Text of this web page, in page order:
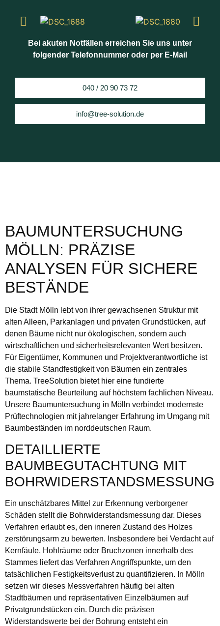
Bei akuten Notfällen erreichen Sie uns unter
folgender Telefonnummer oder per E-Mail
040 / 20 90 73 72
info@tree-solution.de
BAUMUNTERSUCHUNG
MÖLLN: PRÄZISE
ANALYSEN FÜR SICHERE
BESTÄNDE
Die Stadt Mölln lebt von ihrer gewachsenen Struktur mit
alten Alleen, Parkanlagen und privaten Grundstücken, auf
denen Bäume nicht nur ökologischen, sondern auch
wirtschaftlichen und sicherheitsrelevanten Wert besitzen.
Für Eigentümer, Kommunen und Projektverantwortliche ist
die stabile Standfestigkeit von Bäumen ein zentrales
Thema. TreeSolution bietet hier eine fundierte
baumstatische Beurteilung auf höchstem fachlichen Niveau.
Unsere Baumuntersuchung in Mölln verbindet modernste
Prüftechnologien mit jahrelanger Erfahrung im Umgang mit
Baumbeständen im norddeutschen Raum.
DETAILLIERTE
BAUMBEGUTACHTUNG MIT
BOHRWIDERSTANDSMESSUNG
Ein unschätzbares Mittel zur Erkennung verborgener
Schäden stellt die Bohrwiderstandsmessung dar. Dieses
Verfahren erlaubt es, den inneren Zustand des Holzes
zerstörungsarm zu bewerten. Insbesondere bei Verdacht auf
Kernfäule, Hohlräume oder Bruchzonen innerhalb des
Stammes liefert das Verfahren Angriffspunkte, um den
tatsächlichen Festigkeitsverlust zu quantifizieren. In Mölln
setzen wir dieses Messverfahren häufig bei alten
Stadtbäumen und repräsentativen Einzelbäumen auf
Privatgrundstücken ein. Durch die präzisen
Widerstandswerte bei der Bohrung entsteht ein